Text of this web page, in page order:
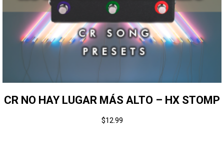
CR NO HAY LUGAR MÁS ALTO – HX STOMP
$12.99